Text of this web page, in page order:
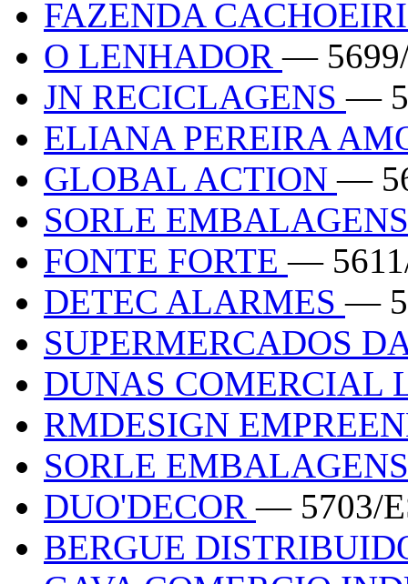
FAZENDA
O LENHADOR—
JN RECICLAGENS—
ELIANA PEREIRA
GLOBAL ACTION—
SORLE
FONTE FORTE—
DETEC ALARMES—
SUPERMERCADOS
DUNAS COMERCIAL
RMDESIGN
SORLE
DUO'DECOR— 5703/
BERGUE